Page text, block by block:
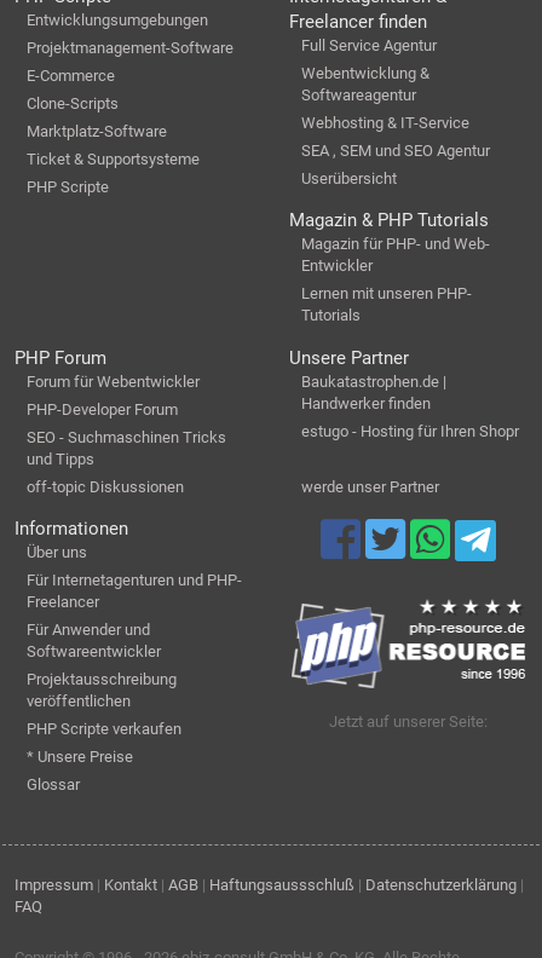
Entwicklungsumgebungen
Projektmanagement-Software
E-Commerce
Clone-Scripts
Marktplatz-Software
Ticket & Supportsysteme
PHP Scripte
Freelancer finden
Full Service Agentur
Webentwicklung &
Softwareagentur
Webhosting & IT-Service
SEA , SEM und SEO Agentur
Userübersicht
Magazin & PHP Tutorials
Magazin für PHP- und Web-
Entwickler
Lernen mit unseren PHP-
Tutorials
PHP Forum
Forum für Webentwickler
PHP-Developer Forum
SEO - Suchmaschinen Tricks
und Tipps
off-topic Diskussionen
Unsere Partner
Baukatastrophen.de |
Handwerker finden
estugo - Hosting für Ihren Shopr
werde unser Partner
Informationen
Über uns
Für Internetagenturen und PHP-
Freelancer
Für Anwender und
Softwareentwickler
Projektausschreibung
veröffentlichen
PHP Scripte verkaufen
* Unsere Preise
Glossar
Jetzt auf unserer Seite:
Impressum | Kontakt | AGB | Haftungsaussschluß | Datenschutzerklärung |
FAQ